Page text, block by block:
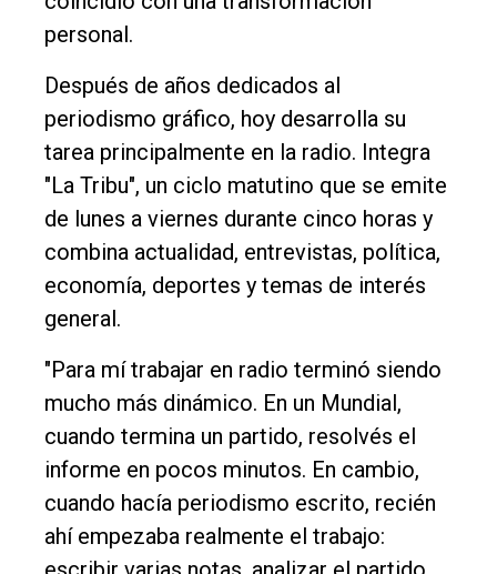
personal.
Después de años dedicados al
periodismo gráfico, hoy desarrolla su
tarea principalmente en la radio. Integra
"La Tribu", un ciclo matutino que se emite
de lunes a viernes durante cinco horas y
combina actualidad, entrevistas, política,
economía, deportes y temas de interés
general.
"Para mí trabajar en radio terminó siendo
mucho más dinámico. En un Mundial,
cuando termina un partido, resolvés el
informe en pocos minutos. En cambio,
cuando hacía periodismo escrito, recién
ahí empezaba realmente el trabajo: